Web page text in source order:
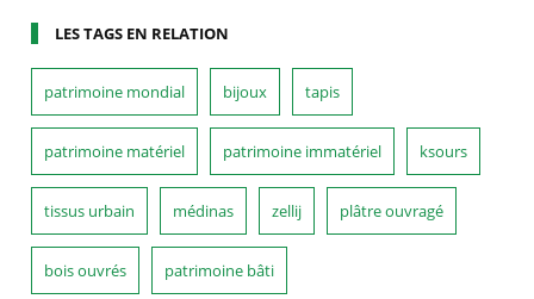
LES TAGS EN RELATION
patrimoine mondial bijoux tapis
patrimoine matériel patrimoine immatériel ksours
tissus urbain médinas zellij plâtre ouvragé
bois ouvrés patrimoine bâti